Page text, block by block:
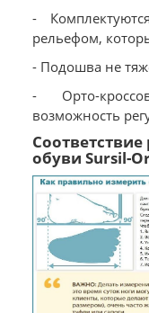
-
рельефом,
- Подошва не
- Орто-
возможность
обуви Sursil-